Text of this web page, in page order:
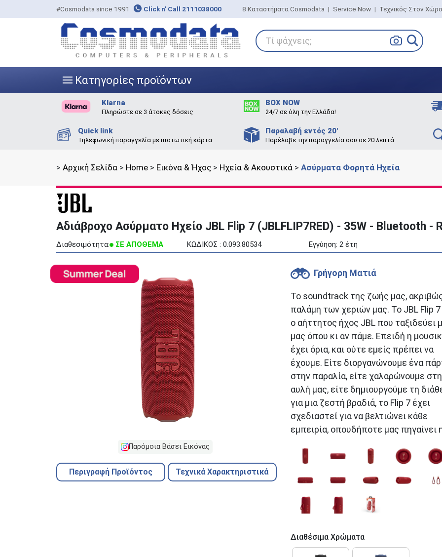
#Cosmodata since 1991 Click n' Call 2111038000 8 Καταστήματα Cosmodata | Service Now | Τεχνικός Στον
Τί ψάχνεις;
||| Κατηγορίες προϊόντων
Klarna
Πληρώστε σε 3 άτοκες δόσεις
BOX NOW
24/7 σε όλη την Ελλάδα!
Quick link
Τηλεφωνική παραγγελία με πιστωτική κάρτα
Παραλαβή εντός 20'
Παρέλαβε την παραγγελία σου σε 20 λεπτά
> Αρχική Σελίδα > Home > Εικόνα & Ήχος > Ηχεία & Ακουστικά > Ασύρματα Φορητά Ηχεία
Αδιάβροχο Ασύρματο Ηχείο JBL Flip 7 (JBLFLIP7RED) - 35W - Bluetooth -
Διαθεσιμότητα: ΣΕ ΑΠΟΘΕΜΑ ΚΩΔΙΚΟΣ : 0.093.80534 Εγγύηση: 2 έτη
Παρόμοια Βάσει Εικόνας
Περιγραφή Προϊόντος Τεχνικά Χαρακτηριστικά
Γρήγορη Ματιά
Το soundtrack της ζωής μας,
παλάμη των χεριών μας. Το JBL Flip 7
ο αήττητος ήχος JBL που ταξιδεύει
μας όπου κι αν πάμε. Επειδή η
έχει όρια, και ούτε εμείς πρέπει να
έχουμε. Είτε διοργανώνουμε ένα
στην παραλία, είτε χαλαρώνουμε
αυλή μας, είτε δημιουργούμε τη
για μια ζεστή βραδιά, το Flip 7 έχει
σχεδιαστεί για να βελτιώνει κάθε
εμπειρία, οπουδήποτε μας πηγαίνει
Διαθέσιμα Χρώματα